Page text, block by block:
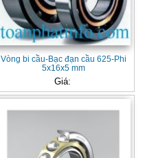
Vòng bi cầu-Bạc đạn cầu 625-Phi
5x16x5 mm
Giá: